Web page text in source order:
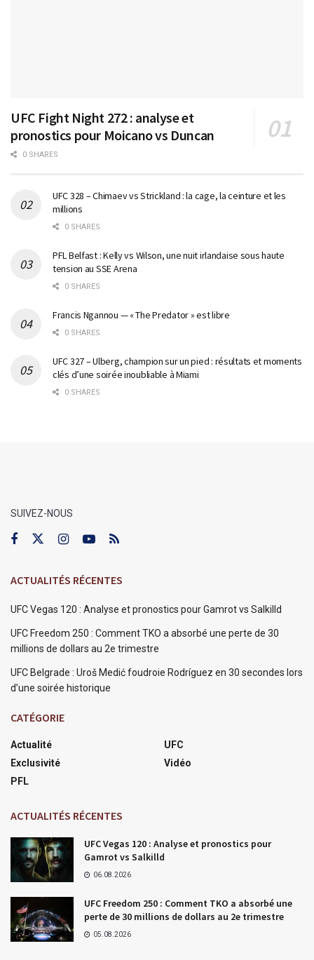
UFC Fight Night 272 : analyse et
pronostics pour Moicano vs Duncan
0 SHARES
UFC 328 – Chimaev vs Strickland : la cage, la ceinture et les
millions
0 SHARES
PFL Belfast : Kelly vs Wilson, une nuit irlandaise sous haute
tension au SSE Arena
0 SHARES
Francis Ngannou — « The Predator » est libre
0 SHARES
UFC 327 – Ulberg, champion sur un pied : résultats et moments
clés d’une soirée inoubliable à Miami
0 SHARES
SUIVEZ-NOUS
ACTUALITÉS RÉCENTES
UFC Vegas 120 : Analyse et pronostics pour Gamrot vs Salkilld
UFC Freedom 250 : Comment TKO a absorbé une perte de 30
millions de dollars au 2e trimestre
UFC Belgrade : Uroš Medić foudroie Rodríguez en 30 secondes lors
d’une soirée historique
CATÉGORIE
Actualité
Exclusivité
PFL
UFC
Vidéo
ACTUALITÉS RÉCENTES
UFC Vegas 120 : Analyse et pronostics pour
Gamrot vs Salkilld
06.08.2026
UFC Freedom 250 : Comment TKO a absorbé une
perte de 30 millions de dollars au 2e trimestre
05.08.2026